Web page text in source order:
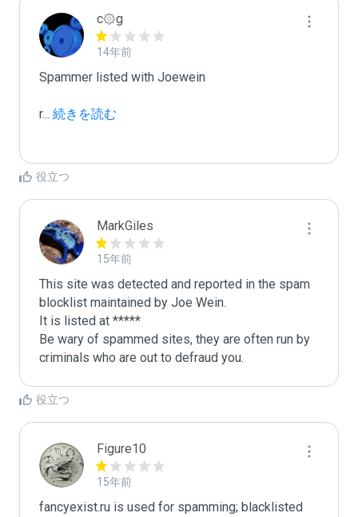
c۞g
14年前
Spammer listed with Joewein
r... 続きを読む
役立つ
MarkGiles
15年前
This site was detected and reported in the spam
blocklist maintained by Joe Wein.
It is listed at *****
Be wary of spammed sites, they are often run by
criminals who are out to defraud you.
役立つ
Figure10
15年前
fancyexist.ru is used for spamming; blacklisted